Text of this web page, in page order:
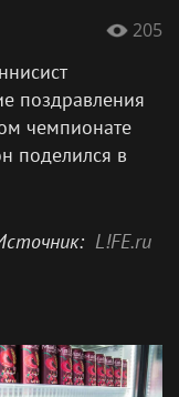
205
поздравления
чемпионате
поделился в
L!FE.ru